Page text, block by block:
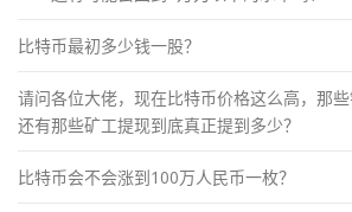
比特币最初多少钱一股？
请问各位大佬，现在比特币价格这么高，那些
还有那些矿工提现到底真正提到多少？
比特币会不会涨到100万人民币一枚？